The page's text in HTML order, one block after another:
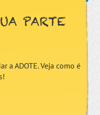
PARTE
a ADOTE. Veja como é